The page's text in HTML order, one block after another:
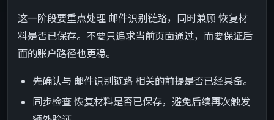
这一阶段要重点处理 邮件识别链路，同时兼顾 恢复材
料是否已保存。不要只追求当前页面通过，而要保证后
面的账户路径也更稳。
先确认与 邮件识别链路 相关的前提是否已经具备。
同步检查 恢复材料是否已保存，避免后续再次触发